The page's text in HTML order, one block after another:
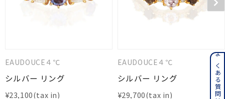
EAUDOUCE４℃
シルバー リング
¥23,100
EAUDOUCE４℃
シルバー リング
¥29,700